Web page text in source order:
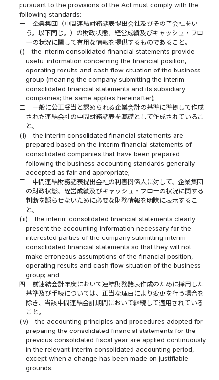
pursuant to the provisions of the Act must comply with the
following standards:
一
企業集団（中間連結財務諸表提出会社及びその子会社をい
う。以下同じ。）の財政状態、経営成績及びキャッシュ・フロ
ーの状況に関して有用な情報を提供するものであること。
(i)
the interim consolidated financial statements provide
useful information concerning the financial position,
operating results and cash flow situation of the business
group (meaning the company submitting the interim
consolidated financial statements and its subsidiary
companies; the same applies hereinafter);
二
一般に公正妥当と認められる企業会計の基準に準拠して作成
された連結会社の中間財務諸表を基礎として作成されているこ
と。
(ii)
the interim consolidated financial statements are
prepared based on the interim financial statements of
consolidated companies that have been prepared
following the business accounting standards generally
accepted as fair and appropriate;
三
中間連結財務諸表提出会社の利害関係人に対して、企業集団
の財政状態、経営成績及びキャッシュ・フローの状況に関する
判断を誤らせないために必要な財務情報を明瞭に表示するこ
と。
(iii)
the interim consolidated financial statements clearly
present the accounting information necessary for the
interested parties of the company submitting interim
consolidated financial statements so that they will not
make erroneous assumptions of the financial position,
operating results and cash flow situation of the business
group; and
四
前連結会計年度において連結財務諸表作成のために採用した
基準及び手続については、正当な理由により変更を行う場合を
除き、当該中間連結会計期間において継続して適用されている
こと。
(iv)
the accounting principles and procedures adopted for
preparing the consolidated financial statements for the
previous consolidated fiscal year are applied continuously
in the relevant interim consolidated accounting period,
except when a change has been made on justifiable
grounds.